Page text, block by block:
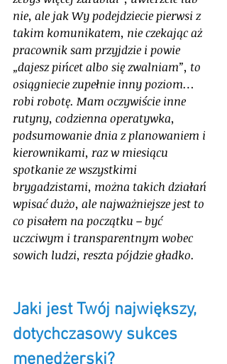
nie, ale jak Wy podejdziecie pierwsi z
takim komunikatem, nie czekając aż
pracownik sam przyjdzie i powie
„dajesz pińcet albo się zwalniam”, to
osiągniecie zupełnie inny poziom…
robi robotę. Mam oczywiście inne
rutyny, codzienna operatywka,
podsumowanie dnia z planowaniem i
kierownikami, raz w miesiącu
spotkanie ze wszystkimi
brygadzistami, można takich działań
wpisać dużo, ale najważniejsze jest to
co pisałem na początku – być
uczciwym i transparentnym wobec
sowich ludzi, reszta pójdzie gładko.
Jaki jest Twój największy,
dotychczasowy sukces
menedżerski?